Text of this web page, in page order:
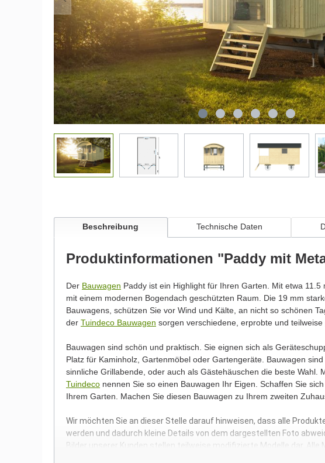
Beschreibung Technische Daten
Produktinformationen "Paddy mit
Der Bauwagen Paddy ist ein Highlight für Ihren Garten. Mit etwa 11.5
mit einem modernen Bogendach geschützten Raum. Die 19 mm
Bauwagens, schützen Sie vor Wind und Kälte, an nicht so schönen
der Tuindeco Bauwagen sorgen verschiedene, erprobte und teilweise
Bauwagen sind schön und praktisch. Sie eignen sich als
Platz für Kaminholz, Gartenmöbel oder Gartengeräte. Bauwagen
sinnliche Grillabende, oder auch als Gästehäuschen die beste Wahl.
Tuindeco nennen Sie so einen Bauwagen Ihr Eigen. Schaffen Sie
Ihrem Garten. Machen Sie diesen Bauwagen zu Ihrem zweiten
Wir möchten Sie an dieser Stelle darauf hinweisen, dass alle
werden und dadurch kleine Details von dem dargestellten Foto
Bilder unserer Kunden stellen teilweise modifizierte Modelle dar. Alle